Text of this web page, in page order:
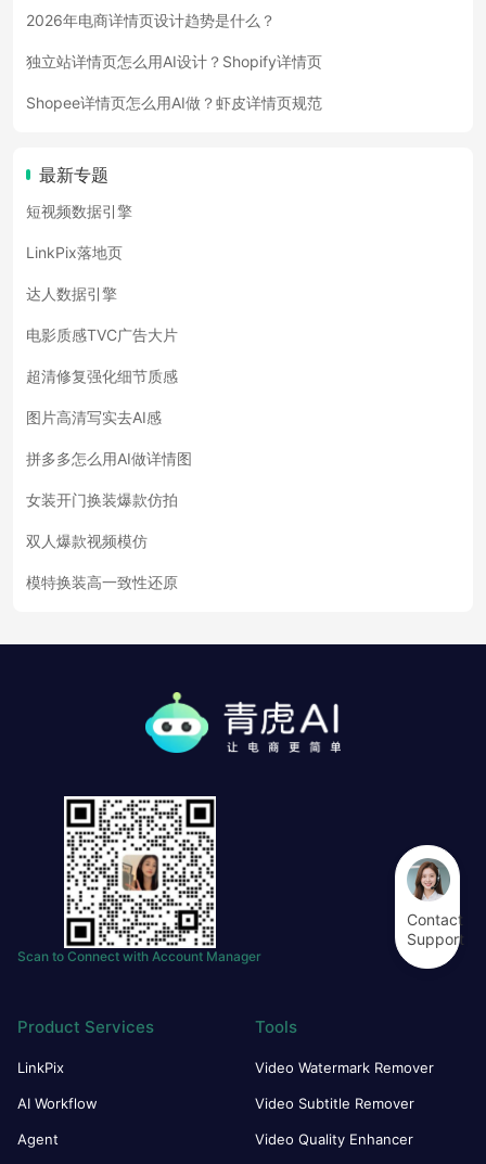
2026年电商详情页设计趋势是什么？
独立站详情页怎么用AI设计？Shopify详情页
Shopee详情页怎么用AI做？虾皮详情页规范
最新专题
短视频数据引擎
LinkPix落地页
达人数据引擎
电影质感TVC广告大片
超清修复强化细节质感
图片高清写实去AI感
拼多多怎么用AI做详情图
女装开门换装爆款仿拍
双人爆款视频模仿
模特换装高一致性还原
Scan to Connect with Account Manager
Product Services
LinkPix
AI Workflow
Agent
Tools
Video Watermark Remover
Video Subtitle Remover
Video Quality Enhancer
Contact
Support